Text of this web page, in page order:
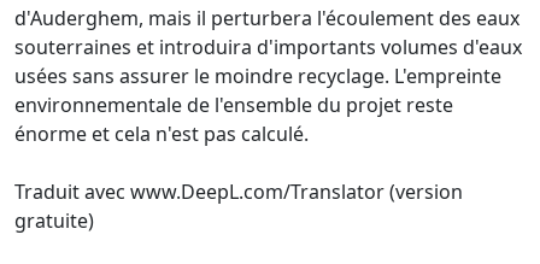
d'Auderghem, mais il perturbera l'écoulement des eaux
souterraines et introduira d'importants volumes d'eaux
usées sans assurer le moindre recyclage. L'empreinte
environnementale de l'ensemble du projet reste
énorme et cela n'est pas calculé.
Traduit avec www.DeepL.com/Translator (version
gratuite)